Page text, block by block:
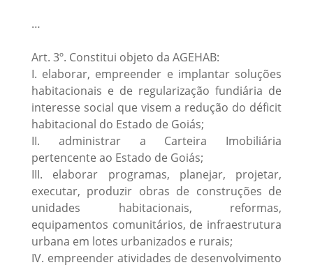
…
Art. 3º. Constitui objeto da AGEHAB:
I. elaborar, empreender e implantar soluções
habitacionais e de regularização fundiária de
interesse social que visem a redução do déficit
habitacional do Estado de Goiás;
II. administrar a Carteira Imobiliária
pertencente ao Estado de Goiás;
III. elaborar programas, planejar, projetar,
executar, produzir obras de construções de
unidades habitacionais, reformas,
equipamentos comunitários, de infraestrutura
urbana em lotes urbanizados e rurais;
IV. empreender atividades de desenvolvimento